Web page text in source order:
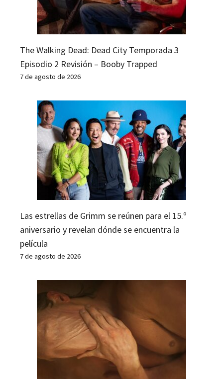
The Walking Dead: Dead City Temporada 3
Episodio 2 Revisión – Booby Trapped
7 de agosto de 2026
Las estrellas de Grimm se reúnen para el 15.º
aniversario y revelan dónde se encuentra la
película
7 de agosto de 2026